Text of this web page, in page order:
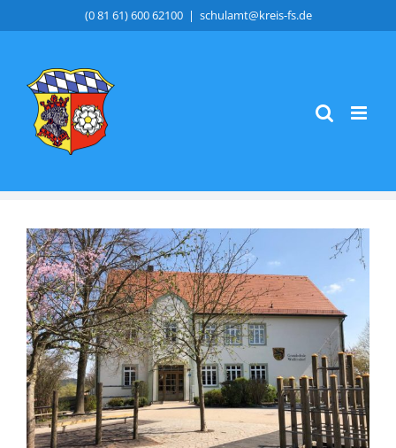
Inhalt
(0 81 61) 600 62100 | schulamt@kreis-fs.de
Zeige
grösseres
Bild